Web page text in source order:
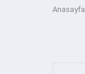
Anasayfa